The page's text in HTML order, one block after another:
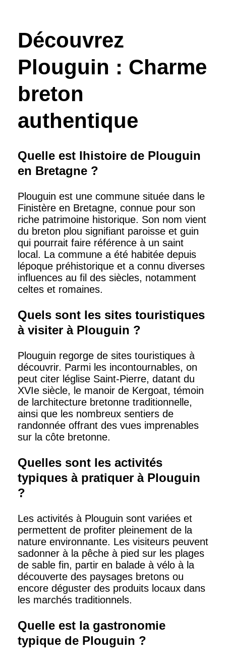
Découvrez
Plouguin : Charme
breton
authentique
Quelle est lhistoire de Plouguin
en Bretagne ?
Plouguin est une commune située dans le
Finistère en Bretagne, connue pour son
riche patrimoine historique. Son nom vient
du breton plou signifiant paroisse et guin
qui pourrait faire référence à un saint
local. La commune a été habitée depuis
lépoque préhistorique et a connu diverses
influences au fil des siècles, notamment
celtes et romaines.
Quels sont les sites touristiques
à visiter à Plouguin ?
Plouguin regorge de sites touristiques à
découvrir. Parmi les incontournables, on
peut citer léglise Saint-Pierre, datant du
XVIe siècle, le manoir de Kergoat, témoin
de larchitecture bretonne traditionnelle,
ainsi que les nombreux sentiers de
randonnée offrant des vues imprenables
sur la côte bretonne.
Quelles sont les activités
typiques à pratiquer à Plouguin
?
Les activités à Plouguin sont variées et
permettent de profiter pleinement de la
nature environnante. Les visiteurs peuvent
sadonner à la pêche à pied sur les plages
de sable fin, partir en balade à vélo à la
découverte des paysages bretons ou
encore déguster des produits locaux dans
les marchés traditionnels.
Quelle est la gastronomie
typique de Plouguin ?